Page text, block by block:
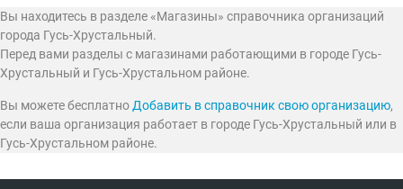
Вы находитесь в разделе «Магазины» справочника организаций
города Гусь-Хрустальный.
Перед вами разделы с магазинами работающими в городе Гусь-
Хрустальный и Гусь-Хрустальном районе.
Вы можете бесплатноДобавить в справочник свою организацию,
если ваша организация работает в городе Гусь-Хрустальный или в
Гусь-Хрустальном районе.